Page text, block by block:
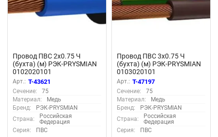
Провод ПВС 2х0.75 Ч
(бухта) (м) РЭК-PRYSMIAN
0102020101
Арт.: T-43621
Сечение:
75
Материал:
Медь
Бренд:
РЭК-PRYSMIAN
Страна:
Российская
Федерация
Серия:
ПВС
Провод ПВС 3х0.75 Ч
(бухта) (м) РЭК-PRYSMIAN
0103020101
Арт.: T-47197
Сечение:
75
Материал:
Медь
Бренд:
РЭК-PRYSMIAN
Страна:
Российская
Федерация
Серия:
ПВС